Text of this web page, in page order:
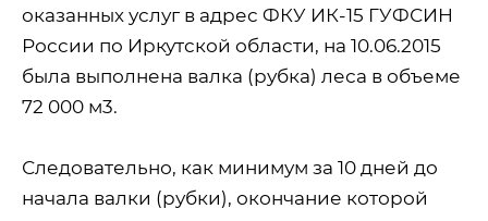
оказанных услуг в адрес ФКУ ИК-15 ГУФСИН
России по Иркутской области, на 10.06.2015
была выполнена валка (рубка) леса в объеме
72 000 м3.
Следовательно, как минимум за 10 дней до
начала валки (рубки), окончание которой